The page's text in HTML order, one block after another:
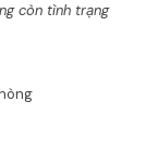
còn tình trạng